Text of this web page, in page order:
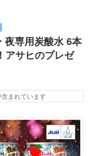
夜専用炭酸水 6本
アサヒのプレゼ
まれています